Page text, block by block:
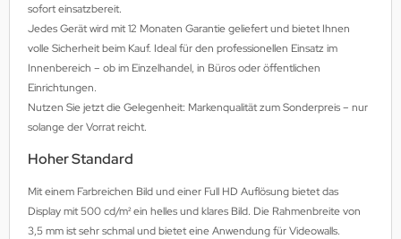
sofort einsatzbereit.
Jedes Gerät wird mit 12 Monaten Garantie geliefert und bietet Ihnen
volle Sicherheit beim Kauf. Ideal für den professionellen Einsatz im
Innenbereich – ob im Einzelhandel, in Büros oder öffentlichen
Einrichtungen.
Nutzen Sie jetzt die Gelegenheit: Markenqualität zum Sonderpreis – nur
solange der Vorrat reicht.
Hoher Standard
Mit einem Farbreichen Bild und einer Full HD Auflösung bietet das
Display mit 500 cd/m² ein helles und klares Bild. Die Rahmenbreite von
3,5 mm ist sehr schmal und bietet eine Anwendung für Videowalls.